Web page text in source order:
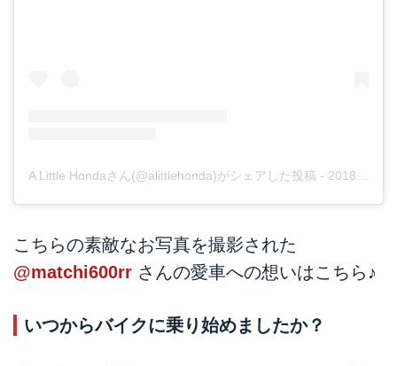
A Little Hondaさん(@alittlehonda)がシェアした投稿 - 2018年12月月26日午前1時00分PST
こちらの素敵なお写真を撮影された
@matchi600rr さんの愛車への想いはこちら♪
いつからバイクに乗り始めましたか？